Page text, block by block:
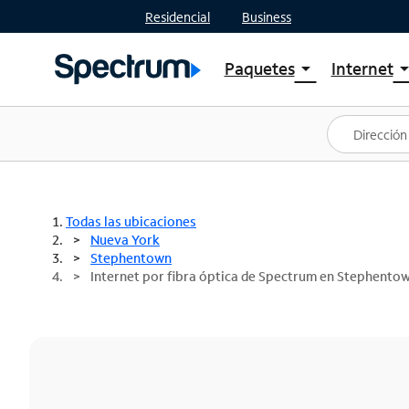
Residencial Business
Paquetesarrow_drop_down
Ver paquetes
Spectrum One
Mejores ofertas
Internetarrow_drop_down
Planes
Todas las ubicaciones
Nueva York
Stephentown
Internet por fibra óptica de Spectrum en